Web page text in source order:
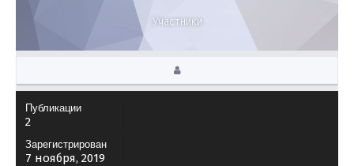
Участники
Публикации
2
Зарегистрирован
7 ноября, 2019